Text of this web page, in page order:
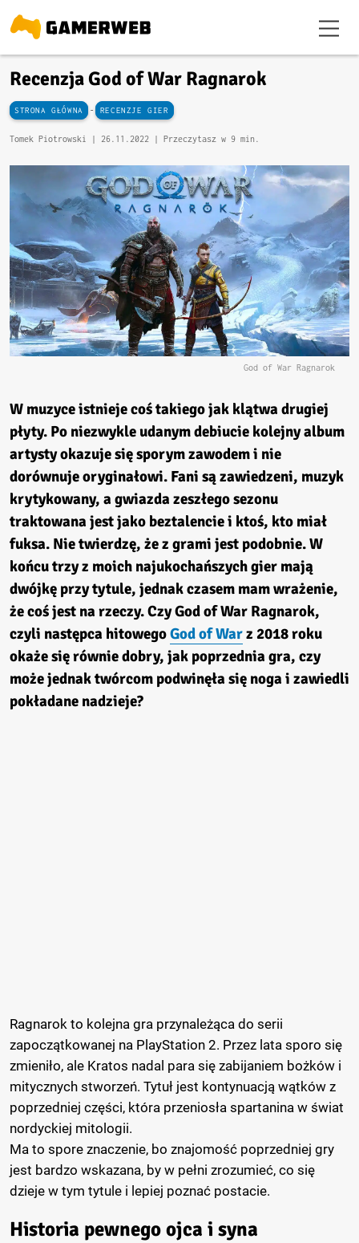
Recenzja God of War Ragnarok
STRONA GŁÓWNA - RECENZJE GIER
Tomek Piotrowski | 26.11.2022 | Przeczytasz w 9 min.
God of War Ragnarok
W muzyce istnieje coś takiego jak klątwa drugiej
płyty. Po niezwykle udanym debiucie kolejny album
artysty okazuje się sporym zawodem i nie
dorównuje oryginałowi. Fani są zawiedzeni, muzyk
krytykowany, a gwiazda zeszłego sezonu
traktowana jest jako beztalencie i ktoś, kto miał
fuksa. Nie twierdzę, że z grami jest podobnie. W
końcu trzy z moich najukochańszych gier mają
dwójkę przy tytule, jednak czasem mam wrażenie,
że coś jest na rzeczy. Czy God of War Ragnarok,
czyli następca hitowegoGod of Warz 2018 roku
okaże się równie dobry, jak poprzednia gra, czy
może jednak twórcom podwinęła się noga i zawiedli
pokładane nadzieje?
Ragnarok to kolejna gra przynależąca do serii
zapoczątkowanej na PlayStation 2. Przez lata sporo się
zmieniło, ale Kratos nadal para się zabijaniem bożków i
mitycznych stworzeń. Tytuł jest kontynuacją wątków z
poprzedniej części, która przeniosła spartanina w świat
nordyckiej mitologii.
Ma to spore znaczenie, bo znajomość poprzedniej gry
jest bardzo wskazana, by w pełni zrozumieć, co się
dzieje w tym tytule i lepiej poznać postacie.
Historia pewnego ojca i syna